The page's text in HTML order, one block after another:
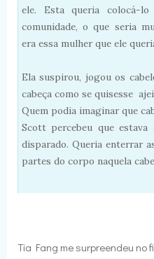
ele. Esta queria colocá-
comunidade, o que seria
era essa mulher que ele
Ela suspirou, jogou os
cabeça como se quisesse
Quem podia imaginar que
Scott percebeu que estava
disparado. Queria enterrar
partes do corpo naquela
Tia Fang me surpreendeu no